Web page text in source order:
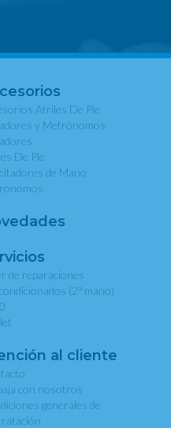
Atriles De Pie
y Metrónomos
De Pie
de Mano
de reparaciones
(2a mano)
al cliente
con nosotros
generales de